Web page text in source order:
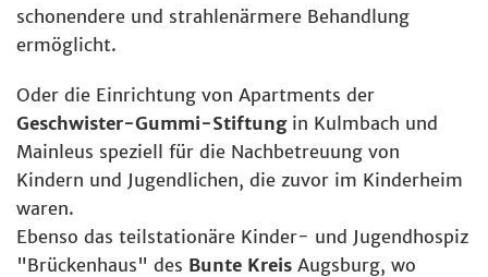
schonendere und strahlenärmere Behandlung
ermöglicht.
Oder die Einrichtung von Apartments der
Geschwister-Gummi-Stiftungin Kulmbach und
Mainleus speziell für die Nachbetreuung von
Kindern und Jugendlichen, die zuvor im Kinderheim
waren.
Ebenso das teilstationäre Kinder- und Jugendhospiz
"Brückenhaus" des Bunte Kreis Augsburg, wo